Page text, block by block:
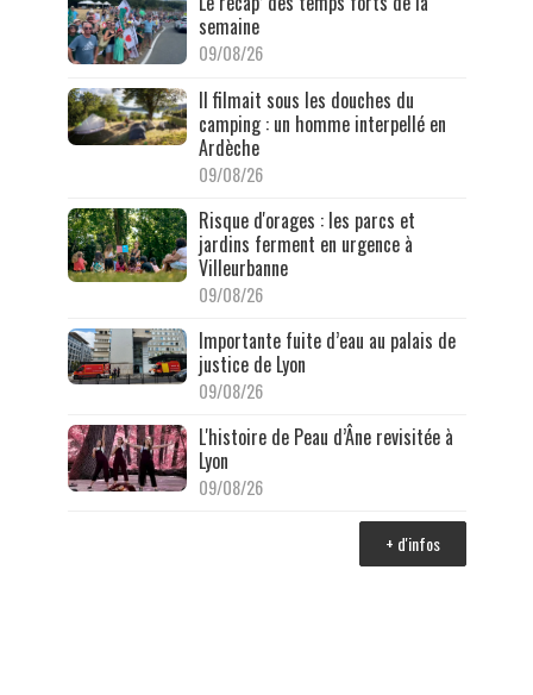
semaine
09/08/26
Il filmait sous les douches du
camping : un homme interpellé en
Ardèche
09/08/26
Risque d'orages : les parcs et
jardins ferment en urgence à
Villeurbanne
09/08/26
Importante fuite d’eau au palais de
justice de Lyon
09/08/26
L'histoire de Peau d’Âne revisitée à
Lyon
09/08/26
+ d'infos